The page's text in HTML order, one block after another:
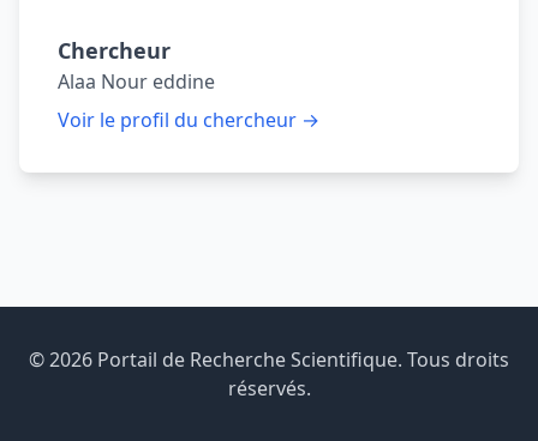
Chercheur
Alaa Nour eddine
Voir le profil du chercheur →
© 2026 Portail de Recherche Scientifique. Tous droits
réservés.